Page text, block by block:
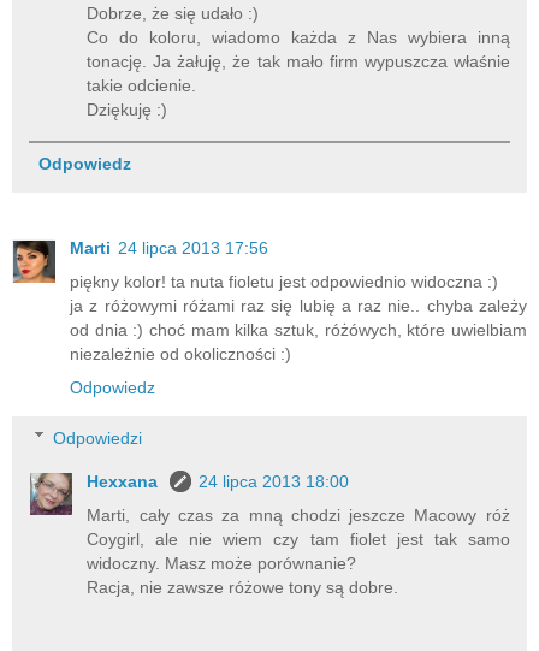
Dobrze, że się udało :)
Co do koloru, wiadomo każda z Nas wybiera inną
tonację. Ja żałuję, że tak mało firm wypuszcza właśnie
takie odcienie.
Dziękuję :)
Odpowiedz
Marti 24 lipca 2013 17:56
piękny kolor! ta nuta fioletu jest odpowiednio widoczna :)
ja z różowymi różami raz się lubię a raz nie.. chyba zależy
od dnia :) choć mam kilka sztuk, różówych, które uwielbiam
niezależnie od okoliczności :)
Odpowiedz
Odpowiedzi
Hexxana
24 lipca 2013 18:00
Marti, cały czas za mną chodzi jeszcze Macowy róż
Coygirl, ale nie wiem czy tam fiolet jest tak samo
widoczny. Masz może porównanie?
Racja, nie zawsze różowe tony są dobre.